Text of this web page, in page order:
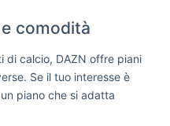
comodità
di calcio, DAZN offre piani
Se il tuo interesse è
piano che si adatta